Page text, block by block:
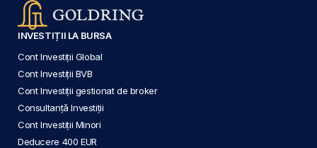
INVESTIȚII LA BURSA
Cont Investiții Global
Cont Investiții BVB
Cont Investiții gestionat de broker
Consultanță Investiții
Cont Investiții Minori
Deducere 400 EUR